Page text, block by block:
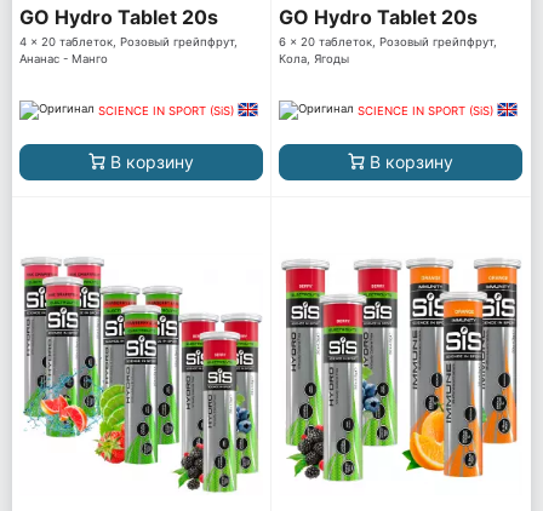
GO Hydro Tablet 20s
4 x 20 таблеток, Розовый грейпфрут,
Ананас - Манго
SCIENCE IN SPORT (SiS)
В корзину
GO Hydro Tablet 20s
6 x 20 таблеток, Розовый грейпфрут,
Кола, Ягоды
SCIENCE IN SPORT (SiS)
В корзину